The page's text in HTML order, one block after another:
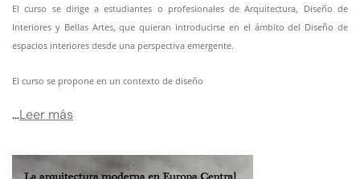
El curso se dirige a estudiantes o profesionales de Arquitectura, Diseño de
Interiores y Bellas Artes, que quieran introducirse en el ámbito del Diseño de
espacios interiores desde una perspectiva emergente.
El curso se propone en un contexto de diseño
…Leer más